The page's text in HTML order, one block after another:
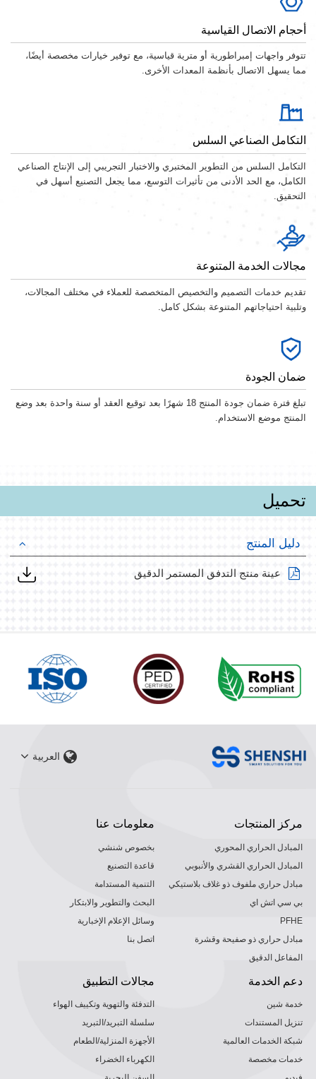
أحجام الاتصال القياسية
تتوفر واجهات إمبراطورية أو مترية قياسية، مع توفير خيارات مخصصة أيضًا،
مما يسهل الاتصال بأنظمة المعدات الأخرى.
التكامل الصناعي السلس
التكامل السلس من التطوير المختبري والاختبار التجريبي إلى الإنتاج الصناعي
الكامل، مع الحد الأدنى من تأثيرات التوسع، مما يجعل التصنيع أسهل في
التحقيق.
مجالات الخدمة المتنوعة
تقديم خدمات التصميم والتخصيص المتخصصة للعملاء في مختلف المجالات،
وتلبية احتياجاتهم المتنوعة بشكل كامل.
ضمان الجودة
تبلغ فترة ضمان جودة المنتج 18 شهرًا بعد توقيع العقد أو سنة واحدة بعد وضع
المنتج موضع الاستخدام.
تحميل
دليل المنتج
عينة منتج التدفق المستمر الدقيق
العربية
معلومات عنا
بخصوص شنشي
قاعدة التصنيع
التنمية المستدامة
البحث والتطوير والابتكار
وسائل الإعلام الإخبارية
اتصل بنا
مركز المنتجات
المبادل الحراري المحوري
المبادل الحراري القشري والأنبوبي
مبادل حراري ملفوف ذو غلاف بلاستيكي
بي سي اتش اي
PFHE
مبادل حراري ذو صفيحة وقشرة
المفاعل الدقيق
مجالات التطبيق
التدفئة والتهوية وتكييف الهواء
سلسلة التبريد/التبريد
الأجهزة المنزلية/الطعام
الكهرباء الخضراء
دعم الخدمة
خدمة شين
تنزيل المستندات
شبكة الخدمات العالمية
خدمات مخصصة